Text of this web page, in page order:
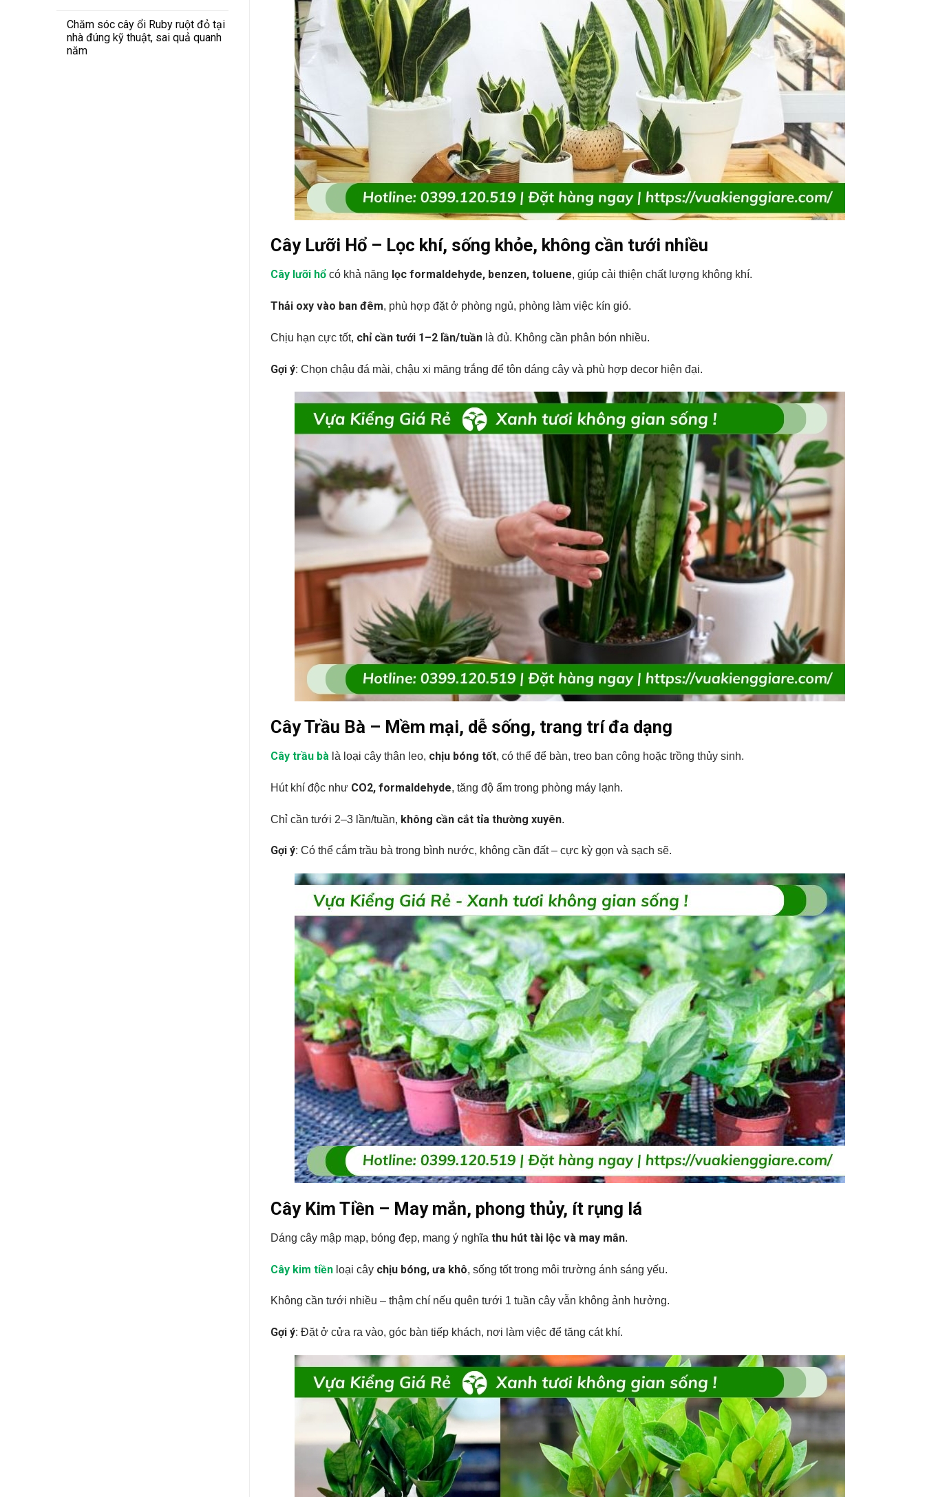
Chăm sóc cây ổi Ruby ruột đỏ tại
nhà đúng kỹ thuật, sai quả quanh
năm
Cây Lưỡi Hổ – Lọc khí, sống khỏe, không cần tưới nhiều
Cây lưỡi hổ có khả năng lọc formaldehyde, benzen, toluene, giúp cải thiện chất lượng không khí.
Thải oxy vào ban đêm, phù hợp đặt ở phòng ngủ, phòng làm việc kín gió.
Chịu hạn cực tốt, chỉ cần tưới 1–2 lần/tuần là đủ. Không cần phân bón nhiều.
Gợi ý: Chọn chậu đá mài, chậu xi măng trắng để tôn dáng cây và phù hợp decor hiện đại.
Cây Trầu Bà – Mềm mại, dễ sống, trang trí đa dạng
Cây trầu bà là loại cây thân leo, chịu bóng tốt, có thể để bàn, treo ban công hoặc trồng thủy sinh.
Hút khí độc như CO2, formaldehyde, tăng độ ẩm trong phòng máy lạnh.
Chỉ cần tưới 2–3 lần/tuần, không cần cắt tỉa thường xuyên.
Gợi ý: Có thể cắm trầu bà trong bình nước, không cần đất – cực kỳ gọn và sạch sẽ.
Cây Kim Tiền – May mắn, phong thủy, ít rụng lá
Dáng cây mập mạp, bóng đẹp, mang ý nghĩa thu hút tài lộc và may mắn.
Cây kim tiền loại cây chịu bóng, ưa khô, sống tốt trong môi trường ánh sáng yếu.
Không cần tưới nhiều – thậm chí nếu quên tưới 1 tuần cây vẫn không ảnh hưởng.
Gợi ý: Đặt ở cửa ra vào, góc bàn tiếp khách, nơi làm việc để tăng cát khí.